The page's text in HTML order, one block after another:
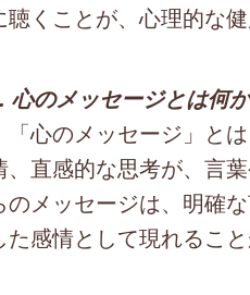
聴くことが、心理的な
心のメッセージとは何か
「心のメッセージ」と
、直感的な思考が、言
のメッセージは、明確
た感情として現れること